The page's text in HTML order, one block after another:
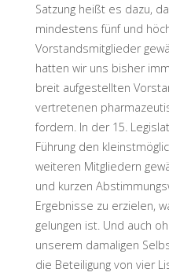
Satzung heißt es dazu,
mindestens fünf und
Vorstandsmitglieder
hatten wir uns bisher
breit aufgestellten
vertretenen
fordern. In der 15.
Führung den
weiteren Mitgliedern
und kurzen
Ergebnisse zu erzielen,
gelungen ist. Und auch
unserem damaligen
die Beteiligung von vier